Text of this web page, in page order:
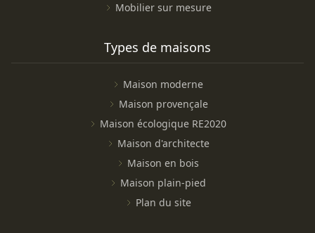
Mobilier sur mesure
Types de maisons
Maison moderne
Maison provençale
Maison écologique RE2020
Maison d'architecte
Maison en bois
Maison plain-pied
Plan du site